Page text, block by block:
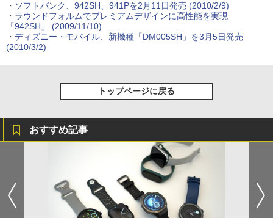
・ ソフトバンク、942SH、941Pを2月11日発売 (2010/2/9)
・ ラウンドフォルムでプレミアムデザインに高性能を実現
「942SH」
(2009/11/10)
・ ディズニー・モバイル、新機種「DM005SH」を3月5日発売
(2010/3/2)
トップページに戻る
おすすめ記事